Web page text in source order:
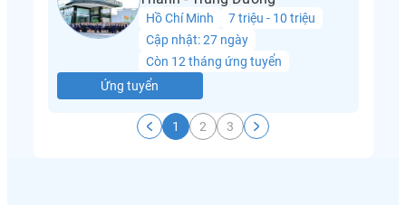
Hồ Chí Minh
7 triệu - 10 triệu
Cập nhật: 27 ngày
Còn 12 tháng ứng tuyển
Ứng tuyển
1 2 3